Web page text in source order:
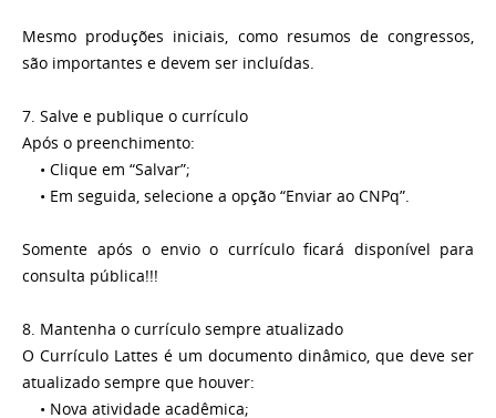
Mesmo produções iniciais, como resumos de congressos,
são importantes e devem ser incluídas.
7. Salve e publique o currículo
Após o preenchimento:
• Clique em “Salvar”;
• Em seguida, selecione a opção “Enviar ao CNPq”.
Somente após o envio o currículo ficará disponível para
consulta pública!!!
8. Mantenha o currículo sempre atualizado
O Currículo Lattes é um documento dinâmico, que deve ser
atualizado sempre que houver:
• Nova atividade acadêmica;